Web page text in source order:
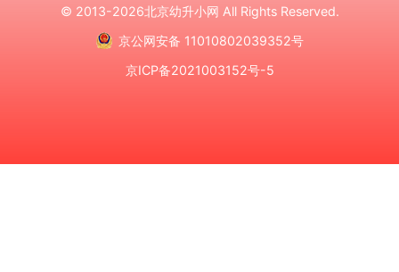
© 2013-2026北京幼升小网 All Rights Reserved.
京公网安备 11010802039352号
京ICP备2021003152号-5